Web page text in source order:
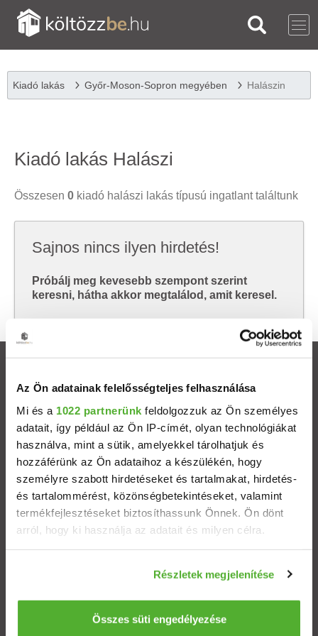
Az Ön adatainak felelősségteljes felhasználása
Mi és a 1022 partnerünk feldolgozzuk az Ön személyes
adatait, így például az Ön IP-címét, olyan technológiákat
használva, mint a sütik, amelyekkel tárolhatjuk és
hozzáférünk az Ön adataihoz a készülékén, hogy
személyre szabott hirdetéseket és tartalmakat, hirdetés-
és tartalommérést, közönségbetekintéseket, valamint
termékfejlesztéseket biztosíthassunk Önnek. Ön dönt
arról, hogy ki használja az adatait és milyen célra.
Információgyűjtés az Ön földrajzi elhelyezkedéséről
pár méteres pontossággal
Az Ön készülékén beazonosítása annak konkrét
Részletek megjelenítése
Összes süti engedélyezése
Kiadó lakás Győr-Moson-Sopron megyében Halászin
Kiadó lakás Halászi
Összesen 0 kiadó halászi lakás típusú ingatlant találtunk
Sajnos nincs ilyen hirdetés!
Próbálj meg kevesebb szempont szerint
keresni, hátha akkor megtalálod, amit keresel.
Eladó házak
Eladó lakások
Települések
Albérletek
Adatvédelem Etikai kódex